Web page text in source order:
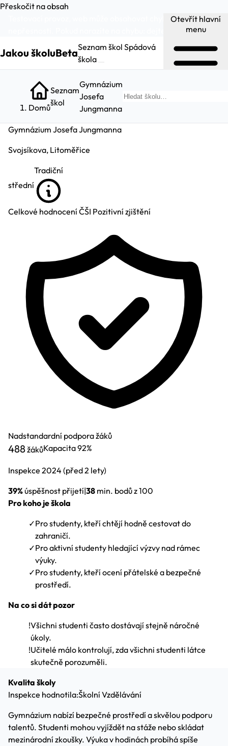
Přeskočit na obsah
Testovací provoz, web může obsahovat chyby a
dejte nám vědět.
Jakou školuBetaSeznam škol Spádová
škola
Otevřít hlavní
menu
Domů
Seznam
škol
Gymnázium
Josefa
Jungmanna
Gymnázium Josefa Jungmanna
Svojsíkova, Litoměřice
střední
Tradiční
Celkové hodnocení ČŠI Pozitivní zjištění
Nadstandardní podpora žáků
488žákůKapacita92%
Inspekce 2024 (před 2 lety)
39%úspěšnost přijetí|38 min. bodů z 100
Pro koho je škola
✓Pro studenty, kteří chtějí hodně cestovat do
zahraničí.
✓Pro aktivní studenty hledající výzvy nad rámec
výuky.
✓Pro studenty, kteří ocení přátelské a bezpečné
prostředí.
Na co si dát pozor
!Všichni studenti často dostávají stejně náročné
úkoly.
!Učitelé málo kontrolují, zda všichni studenti látce
skutečně porozuměli.
Kvalita školy
Inspekce hodnotila:Školní Vzdělávání
Gymnázium nabízí bezpečné prostředí a skvělou podporu
talentů. Studenti mohou vyjíždět na stáže nebo skládat
mezinárodní zkoušky. Výuka v hodinách probíhá spíše